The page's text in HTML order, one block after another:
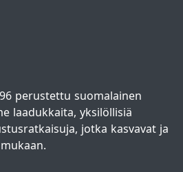
perustettu suomalainen
laadukkaita, yksilöllisiä
jotka kasvavat ja